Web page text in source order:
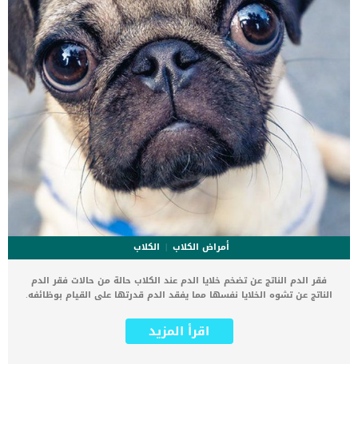
أمراض الكلاب
الكلاب
فقر الدم الناتج عن تضخم خلايا الدم عند الكلاب حالة من حالات فقر الدم
الناتج عن تشوه الخلايا نفسها مما يفقد الدم قدرتها على القيام بوظائفه.
بشكل غير طبيعي. كما تعاني خلايا الدم الحمراء من نقص في مادة الحمض
النووي الضرورية. تعرف خلايا الدم فى هذه الحالة باسم “الخلايا الكبيرة”,
اقرأ المزيد